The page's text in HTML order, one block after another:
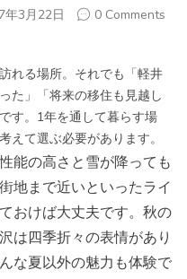
年3月22日 0 Comments
れる場所。それでも「軽井
た」「将来の移住も見越し
す。1年を通して暮らす場
えて選ぶ必要があります。
能の高さと雪が降っても
地まで近いといったライ
おけば大丈夫です。秋の
は四季折々の表情があり
な夏以外の魅力も体験で